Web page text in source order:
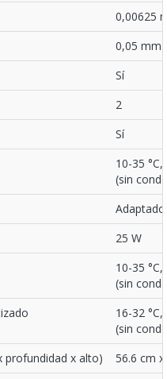
0,00625
0,05 mm
Sí
2
Sí
10-35
(sin
25 W
10-35
(sin
16-32
(sin
profundidad x alto)
56.6 cm